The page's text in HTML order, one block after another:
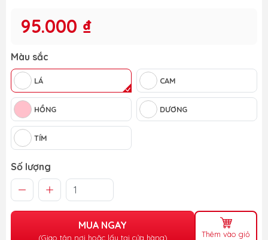
95.000 ₫
Màu sắc
LÁ CAM
HỒNG DƯƠNG
TÍM
Số lượng
MUA NGAY
(Giao tận nơi hoặc lấy tại cửa hàng) Thêm vào giỏ